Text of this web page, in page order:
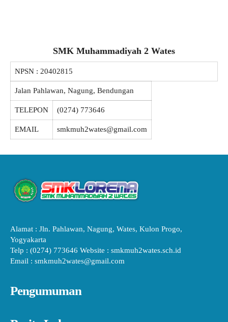
SMK Muhammadiyah 2 Wates
NPSN : 20402815
Jalan Pahlawan, Nagung, Bendungan
TELEPON (0274) 773646
EMAIL smkmuh2wates@gmail.com
Alamat : Jln. Pahlawan, Nagung, Wates, Kulon Progo,
Yogyakarta
Telp : (0274) 773646 Website : smkmuh2wates.sch.id
Email : smkmuh2wates@gmail.com
Pengumuman